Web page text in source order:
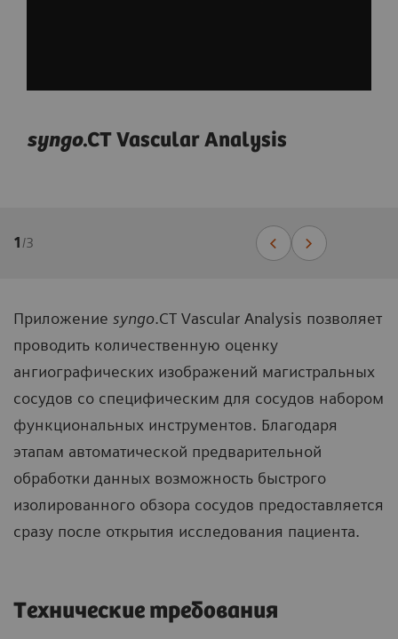
syngo.CT Vascular Analysis
1/3
Приложение syngo.CT Vascular Analysis позволяет
проводить количественную оценку
ангиографических изображений магистральных
сосудов со специфическим для сосудов набором
функциональных инструментов. Благодаря
этапам автоматической предварительной
обработки данных возможность быстрого
изолированного обзора сосудов предоставляется
сразу после открытия исследования пациента.
Технические требования